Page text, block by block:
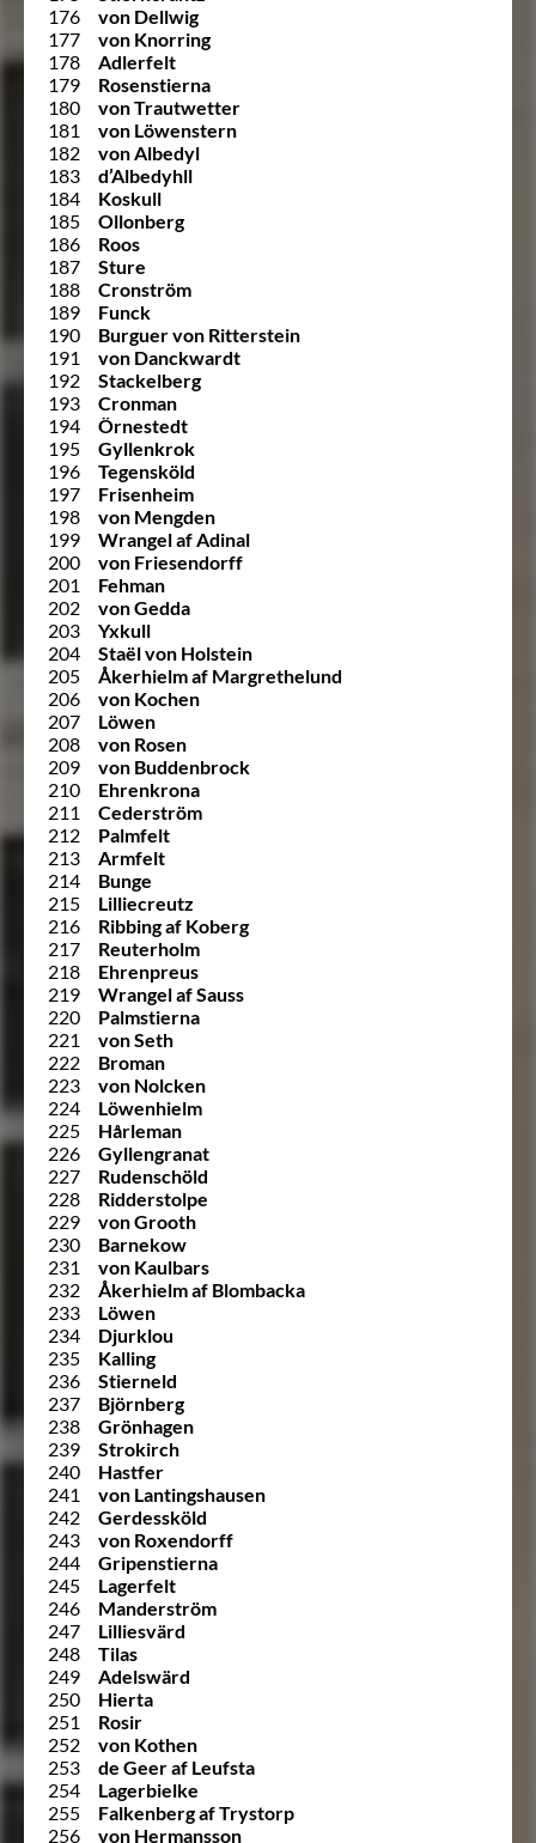
176
von Dellwig
177
von Knorring
178
Adlerfelt
179
Rosenstierna
180
von Trautwetter
181
von Löwenstern
182
von Albedyl
183
d’Albedyhll
184
Koskull
185
Ollonberg
186
Roos
187
Sture
188
Cronström
189
Funck
190
Burguer von Ritterstein
191
von Danckwardt
192
Stackelberg
193
Cronman
194
Örnestedt
195
Gyllenkrok
196
Tegensköld
197
Frisenheim
198
von Mengden
199
Wrangel af Adinal
200
von Friesendorff
201
Fehman
202
von Gedda
203
Yxkull
204
Staël von Holstein
205
Åkerhielm af Margrethelund
206
von Kochen
207
Löwen
208
von Rosen
209
von Buddenbrock
210
Ehrenkrona
211
Cederström
212
Palmfelt
213
Armfelt
214
Bunge
215
Lilliecreutz
216
Ribbing af Koberg
217
Reuterholm
218
Ehrenpreus
219
Wrangel af Sauss
220
Palmstierna
221
von Seth
222
Broman
223
von Nolcken
224
Löwenhielm
225
Hårleman
226
Gyllengranat
227
Rudenschöld
228
Ridderstolpe
229
von Grooth
230
Barnekow
231
von Kaulbars
232
Åkerhielm af Blombacka
233
Löwen
234
Djurklou
235
Kalling
236
Stierneld
237
Björnberg
238
Grönhagen
239
Strokirch
240
Hastfer
241
von Lantingshausen
242
Gerdessköld
243
von Roxendorff
244
Gripenstierna
245
Lagerfelt
246
Manderström
247
Lilliesvärd
248
Tilas
249
Adelswärd
250
Hierta
251
Rosir
252
von Kothen
253
de Geer af Leufsta
254
Lagerbielke
255
Falkenberg af Trystorp
256
von Hermansson